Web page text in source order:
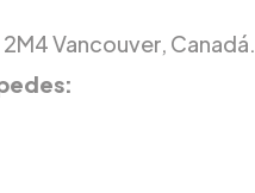
Vancouver, Canadá.